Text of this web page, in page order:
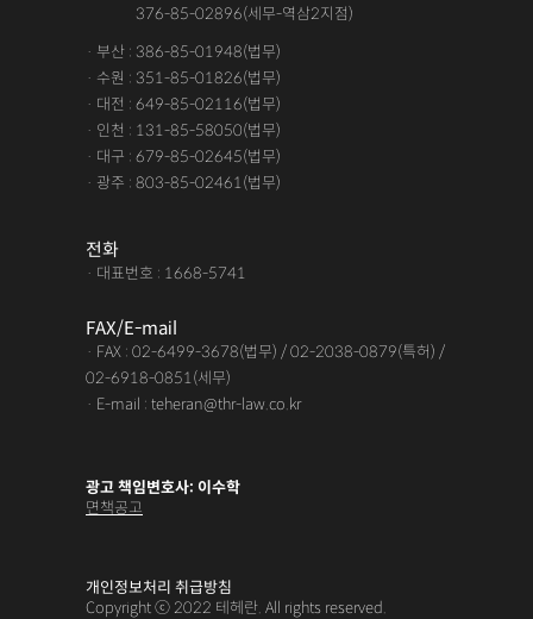
376-85-02896(세무-역삼2지점)
· 부산 : 386-85-01948(법무)
· 수원 : 351-85-01826(법무)
· 대전 : 649-85-02116(법무)
· 인천 : 131-85-58050(법무)
· 대구 : 679-85-02645(법무)
· 광주 : 803-85-02461(법무)
전화
· 대표번호 : 1668-5741
FAX/E-mail
· FAX : 02-6499-3678(법무) / 02-2038-0879(특허) /
02-6918-0851(세무)
· E-mail : teheran@thr-law.co.kr
광고 책임변호사: 이수학
면책공고
개인정보처리 취급방침
Copyright ⓒ 2022 테헤란. All rights reserved.